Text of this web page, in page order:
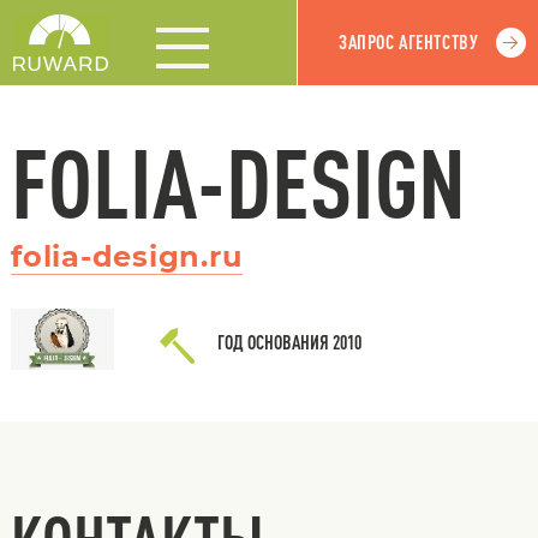
ЗАПРОС АГЕНТСТВУ
FOLIA-DESIGN
folia-design.ru
ГОД ОСНОВАНИЯ 2010